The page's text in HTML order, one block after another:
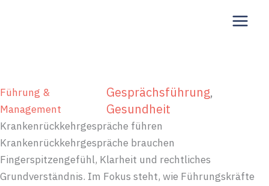
Führung &
Management
Gesprächsführung
Gesundheit
Krankenrückkehrgespräche führen
Krankenrückkehrgespräche brauchen
Fingerspitzengefühl, Klarheit und rechtliches
Grundverständnis. Im Fokus steht, wie Führungskräfte